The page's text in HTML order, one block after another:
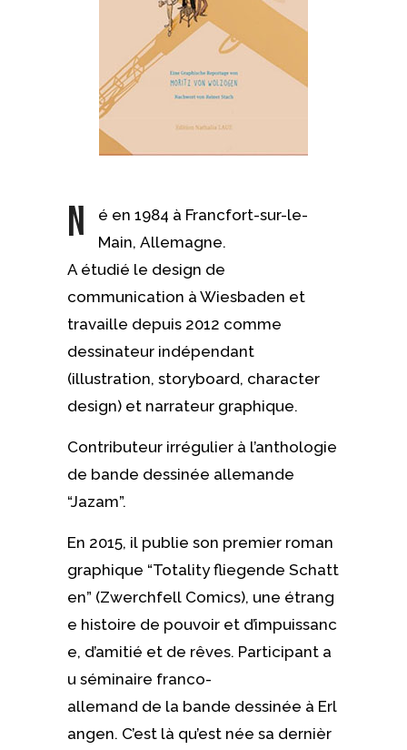
N
é en 1984 à Francfort-sur-le-
Main, Allemagne.
A étudié le design de
communication à Wiesbaden et
travaille depuis 2012 comme
dessinateur indépendant
(illustration, storyboard, character
design) et narrateur graphique.
Contributeur irrégulier à l’anthologie
de bande dessinée allemande
“Jazam”.
En 2015, il publie son premier roman
graphique “Totality fliegende Schatt
en” (Zwerchfell Comics), une étrang
e histoire de pouvoir et d’impuissanc
e, d’amitié et de rêves. Participant a
u séminaire franco-
allemand de la bande dessinée à Erl
angen. C’est là qu’est née sa dernièr